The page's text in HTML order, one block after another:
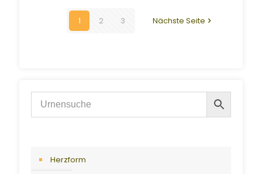
1 2 3 Nächste Seite
Herzform